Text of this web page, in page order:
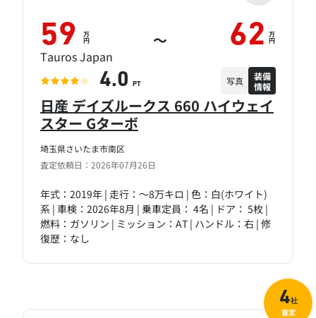
埼玉県さいたま市南区
査定依頼日：2026年07月26日
日産 デイズルークス 660 ハイウェイ
スター Gターボ
年式：2019年 | 走行：～8万キロ | 色：白(ホワイト)
系 | 車検：2026年8月 | 乗車定員： 4名 | ドア： 5枚 |
燃料：ガソリン | ミッション：AT | ハンドル：右 | 修
復歴：なし
59 万
円 ～ 62 万
円
Tauros Japan
4.0 PT 写真
装備
情報
4社
査定